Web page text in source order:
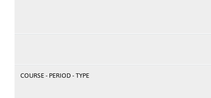
COURSE - PERIOD - TYPE